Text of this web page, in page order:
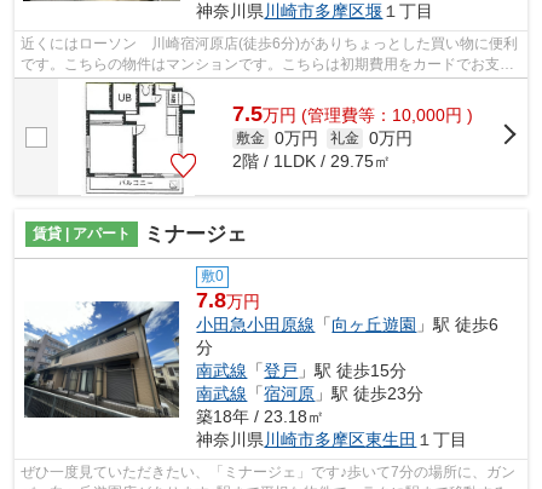
神奈川県川崎市多摩区堰１丁目
近くにはローソン 川崎宿河原店(徒歩6分)がありちょっとした買い物に便利
です。こちらの物件はマンションです。こちらは初期費用をカードでお支払
いいただける物件です。駅まで平坦な...
7.5万円 (管理費等：10,000円 )
敷金 0万円 礼金 0万円
2階 / 1LDK / 29.75㎡
賃貸 | アパート ミナージェ
敷0
7.8万円
小田急小田原線 「向ヶ丘遊園 」駅 徒歩6
分
南武線 「登戸 」駅 徒歩15分
南武線 「宿河原 」駅 徒歩23分
築18年 / 23.18㎡
神奈川県川崎市多摩区東生田 １丁目
ぜひ一度見ていただきたい、「ミナージェ」です♪歩いて7分の場所に、ガン